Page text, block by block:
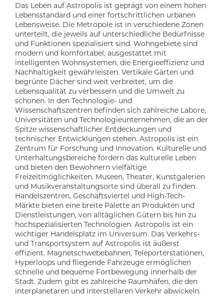
Das Leben auf Astropolis ist geprägt von einem hohen
Lebensstandard und einer fortschrittlichen urbanen
Lebensweise. Die Metropole ist in verschiedene Zonen
unterteilt, die jeweils auf unterschiedliche Bedürfnisse
und Funktionen spezialisiert sind. Wohngebiete sind
modern und komfortabel, ausgestattet mit
intelligenten Wohnsystemen, die Energieeffizienz und
Nachhaltigkeit gewährleisten. Vertikale Gärten und
begrünte Dächer sind weit verbreitet, um die
Lebensqualität zu verbessern und die Umwelt zu
schonen. In den Technologie- und
Wissenschaftszentren befinden sich zahlreiche Labore,
Universitäten und Technologieunternehmen, die an der
Spitze wissenschaftlicher Entdeckungen und
technischer Entwicklungen stehen. Astropolis ist ein
Zentrum für Forschung und Innovation. Kulturelle und
Unterhaltungsbereiche fördern das kulturelle Leben
und bieten den Bewohnern vielfältige
Freizeitmöglichkeiten. Museen, Theater, Kunstgalerien
und Musikveranstaltungsorte sind überall zu finden.
Handelszentren, Geschäftsviertel und High-Tech-
Märkte bieten eine breite Palette an Produkten und
Dienstleistungen, von alltäglichen Gütern bis hin zu
hochspezialisierten Technologien. Astropolis ist ein
wichtiger Handelsplatz im Universum. Das Verkehrs-
und Transportsystem auf Astropolis ist äußerst
effizient. Magnetschwebebahnen, Teleporterstationen,
Hyperloops und fliegende Fahrzeuge ermöglichen
schnelle und bequeme Fortbewegung innerhalb der
Stadt. Zudem gibt es zahlreiche Raumhäfen, die den
interplanetaren und interstellaren Verkehr abwickeln.